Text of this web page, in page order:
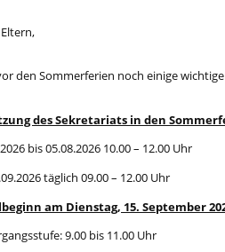
den Sommerferien noch einige
des Sekretariats in den
bis 05.08.2026 10.00 – 12.00 Uhr
täglich 09.00 – 12.00 Uhr
am Dienstag, 15. September
9.00 bis 11.00 Uhr